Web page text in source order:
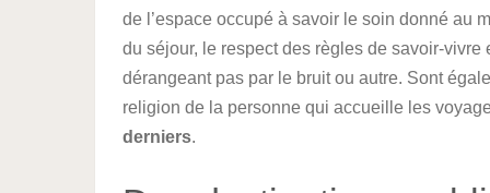
de l’espace occupé à savoir le soin donné au
du séjour, le respect des règles de savoir-
dérangeant pas par le bruit ou autre. Sont
religion de la personne qui accueille les
derniers.